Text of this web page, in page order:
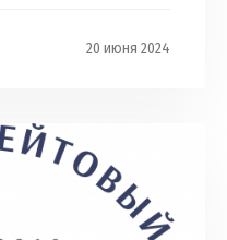
20 июня 2024